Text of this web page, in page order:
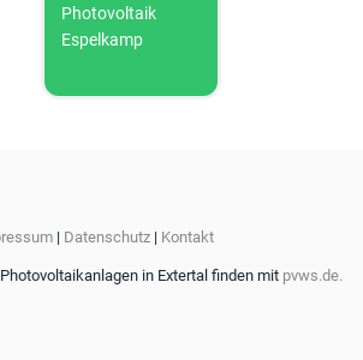
Photovoltaik
Espelkamp
| Datenschutz| Kontakt
in Extertal finden mit pvws.de.